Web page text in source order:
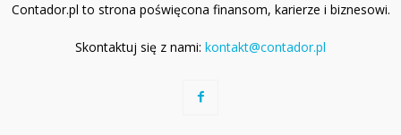
Contador.pl to strona poświęcona finansom, karierze i biznesowi.
Skontaktuj się z nami: kontakt@contador.pl